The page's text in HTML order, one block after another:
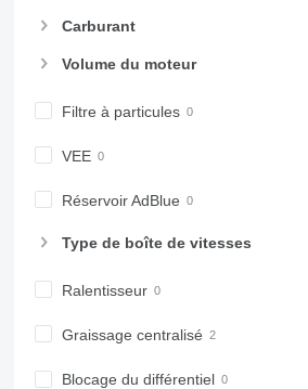
Carburant
Volume du moteur
Filtre à particules
VEE
Réservoir AdBlue
Type de boîte de vitesses
Ralentisseur
Graissage centralisé
Blocage du différentiel